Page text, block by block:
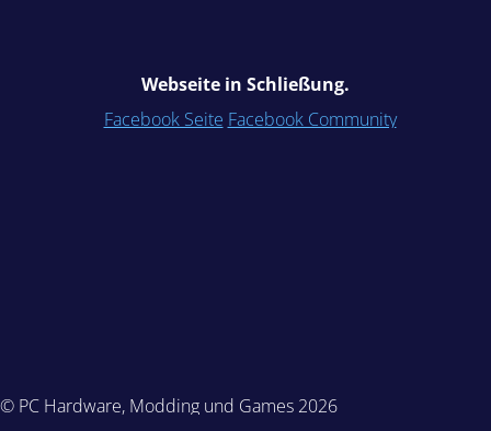
Webseite in Schließung.
Facebook Seite Facebook Community
© PC Hardware, Modding und Games 2026